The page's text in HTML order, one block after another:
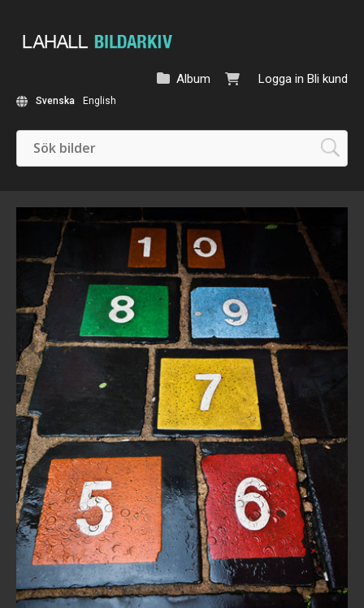
Logga in Bli kund
Album
Svenska English